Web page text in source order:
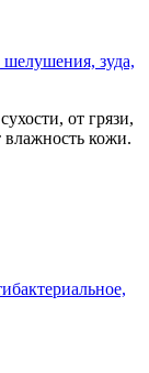
зуда,
от грязи,
кожи.